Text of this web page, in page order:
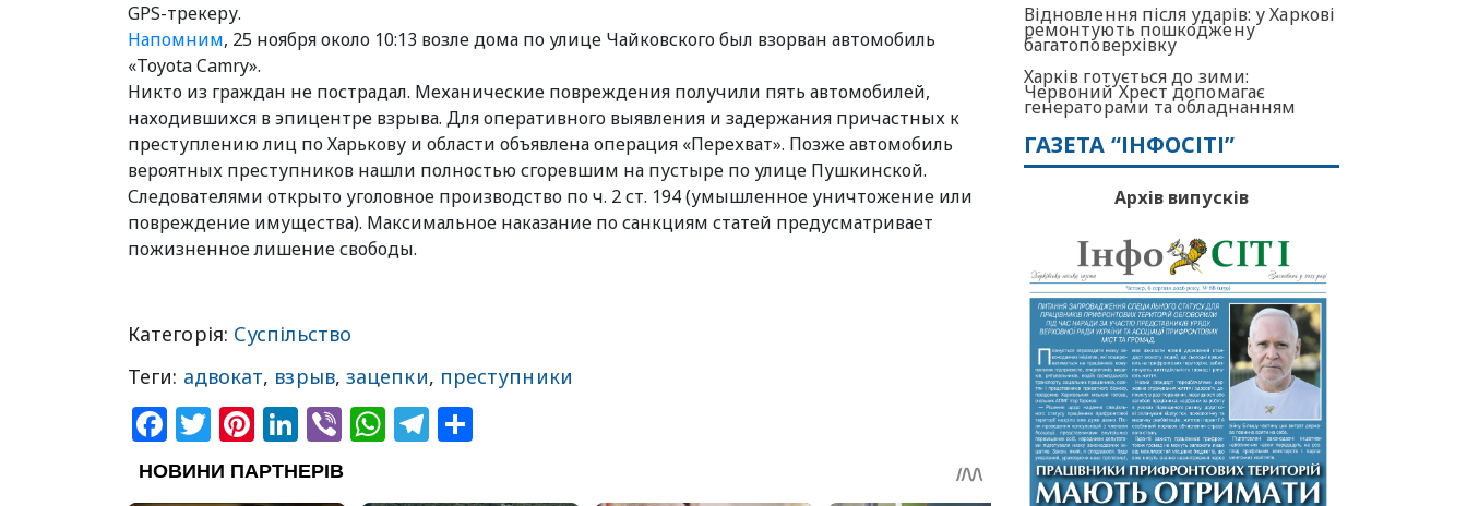
GPS-трекеру.
Напомним, 25 ноября около 10:13 возле дома по улице Чайковского был взорван автомобиль
«Toyota Camry».
Никто из граждан не пострадал. Механические повреждения получили пять автомобилей,
находившихся в эпицентре взрыва. Для оперативного выявления и задержания причастных к
преступлению лиц по Харькову и области объявлена операция «Перехват». Позже автомобиль
вероятных преступников нашли полностью сгоревшим на пустыре по улице Пушкинской.
Следователями открыто уголовное производство по ч. 2 ст. 194 (умышленное уничтожение или
повреждение имущества). Максимальное наказание по санкциям статей предусматривает
пожизненное лишение свободы.
Категорія: Суспільство
Теги: адвокат, взрыв,зацепки, преступники
Facebook
Twitter
Pinterest
LinkedIn
ViberWhatsApp
Telegram
Відновлення після ударів: у Харкові
ремонтують пошкоджену
багатоповерхівку
Харків готується до зими:
Червоний Хрест допомагає
генераторами та обладнанням
ГАЗЕТА “ІНФОСІТІ”
Архів випусків